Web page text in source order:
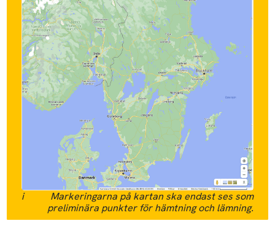
i
Markeringarna på kartan ska endast ses som
preliminära punkter för hämtning och lämning.